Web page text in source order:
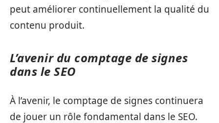
peut améliorer continuellement la qualité du
contenu produit.
L’avenir du comptage de signes
dans le SEO
À l’avenir, le comptage de signes continuera
de jouer un rôle fondamental dans le SEO.